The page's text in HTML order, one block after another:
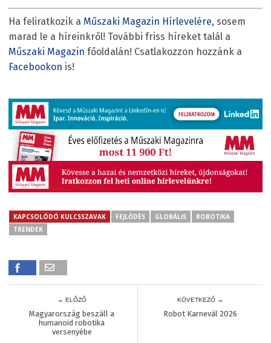
Ha feliratkozik a Műszaki Magazin Hírlevelére, sosem
marad le a híreinkről! További friss híreket talál a
Műszaki Magazin főoldalán! Csatlakozzon hozzánk a
Facebookon is!
KAPCSOLÓDÓ KULCSSZAVAK FEJLŐDÉS GLOBÁLIS
ROBOTIKA
TRENDEK
← ELŐZŐ
Magyarország beszáll a
humanoid robotika
versenyébe
KÖVETKEZŐ →
Robot Karnevál 2026